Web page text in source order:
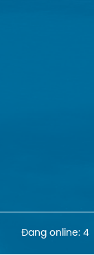
Đang online: 4